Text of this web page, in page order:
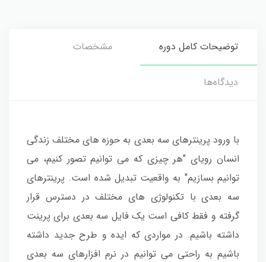
توضیحات کامل دوره مشخصات
دیدگاه‌ها
با ورود پرینترهای سه بعدی به حوزه های مختلف زندگی
انسان رویای "هر چیزی که می توانیم تصور کنیم، می
توانیم بسازیم" به واقعیت تبدیل شده است. پرینترهای
سه بعدی با تکنولوژی های مختلف در دسترس قرار
گرفته و فقط کافی است یک فایل سه بعدی برای پرینت
داشته باشیم. در مواردی که ایده و طرح جدید داشته
باشیم به راحتی می توانیم در نرم افزارهای سه بعدی